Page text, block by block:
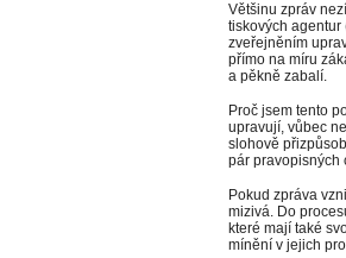
Většinu zpráv
tiskových agentur
zveřejněním
přímo na míru
a pěkně zabalí.
Proč jsem tento
upravují, vůbec
slohově
pár
Pokud zpráva
mizivá. Do
které mají také
mínění v jejich